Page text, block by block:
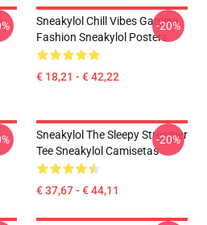
Sneakylol Chill Vibes Gaming
Fashion Sneakylol Posters
€ 18,21 - € 42,22
-20%
Sneakylol The Sleepy Streamer
Tee Sneakylol Camisetas
€ 37,67 - € 44,11
-20%